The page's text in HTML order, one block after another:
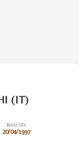
(IT)
NASCITA
20/04/1997